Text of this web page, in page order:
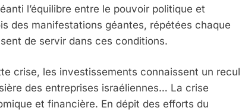
l’équilibre entre le pouvoir politique et
des manifestations géantes, répétées chaque
de servir dans ces conditions.
crise, les investissements connaissent un recul
des entreprises israéliennes… La crise
et financière. En dépit des efforts du